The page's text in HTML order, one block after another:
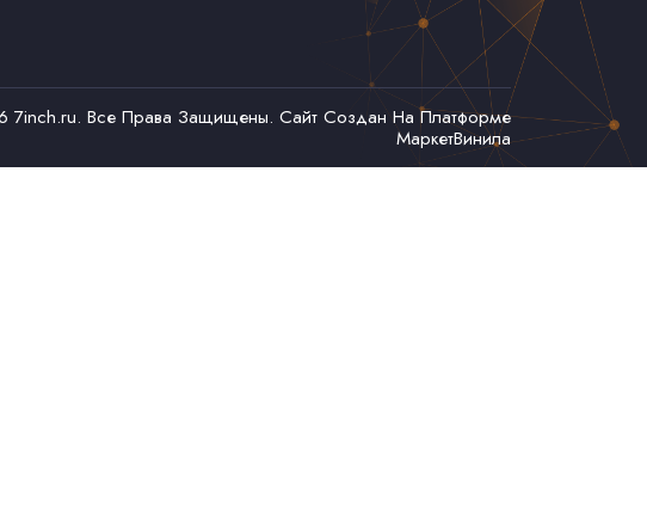
7inch.ru. Все Права Защищены. Сайт Создан На Платформе
МаркетВинила